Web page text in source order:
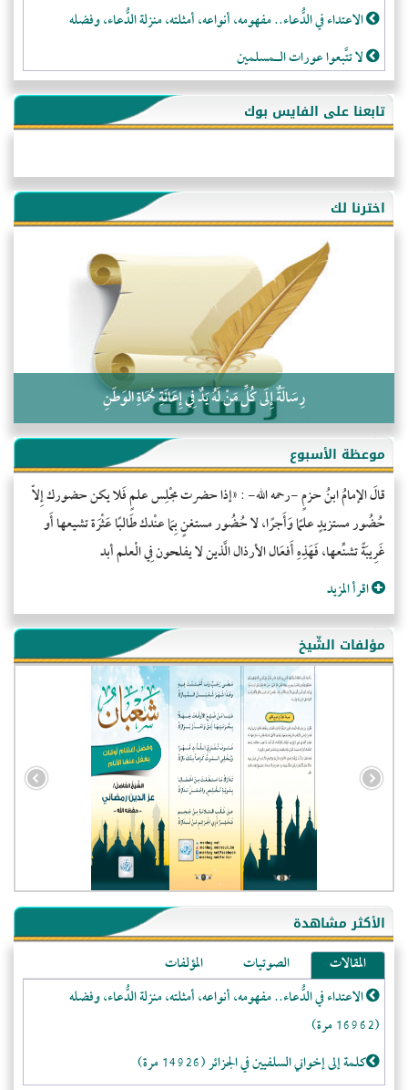
الاعتداء في الدُّعاء.. مفهومه، أنواعه، أمثلته، منزلة الدُّعاء، وفضله
لا تتَّبعوا عورات الـمسلمين
فقه النَّصيحة عند الصَّحابة الكرام رضي الله عنهم
لَا عِزَّةَ إِلَّا بِالإِسْلَامِ
هذه سبيلنا فماذا تنقمون؟!
أُسُـسُ بَـيْـتِ الـمُسْـلِمِ
التَّعْلِيمُ القُرْآنِي
كلمة إلى إخواني السلفيين في الجزائر
تابعنا على الفايس بوك
اخترنا لك
رِسَالَةٌ إِلَى كُلِّ مَنْ لَهُ يَدٌ فِي إِعَانَةِ حُمَاةِ الوَطَنِ
موعظة الأسبوع
قالَ الإمامُ ابنُ حزمٍ -رحمه الله- : «إذا حضرت مجْلِس علمٍ فَلا يكن حضورك إِلاّ
حُضُور مستزيدٍ علمًا وَأَجرًا، لا حُضُور مستغنٍ بِمَا عنْدك طَالبًا عَثْرَة تشيعها أَو
غَرِيبَةً تشنِّعها، فَهَذِهِ أَفعَال الأرذال الَّذين لا يفلحون فِي الْعلم أبد
اقرأ المزيد
مؤلفات الشّيخ
الأكثر مشاهدة
المقالات الصوتيات
المؤلفات
الاعتداء في الدُّعاء.. مفهومه، أنواعه، أمثلته، منزلة الدُّعاء، وفضله
(16962 مرة)
كلمة إلى إخواني السلفيين في الجزائر (14926 مرة)
- الولايات المتحدة (72412)
- فيتنام (21564)
-غير معروف (21320)
- الصين (10631)
- كندا (10288)
- فرنسا (9145)
- روسيا (5536)
- المملكة المتحدة (5511)